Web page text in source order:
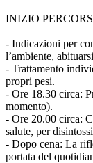
INIZIO
- Indicazioni per
l’ambiente,
- Trattamento
propri pesi.
- Ore 18.30 circa:
momento).
- Ore 20.00 circa:
salute, per
- Dopo cena: La
portata del